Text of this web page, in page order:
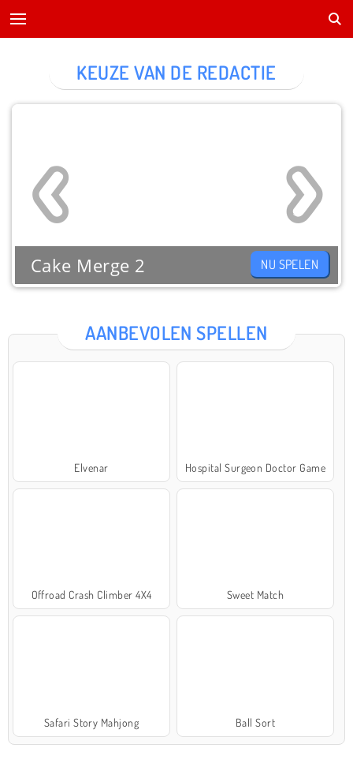
AANBEVOLEN SPELLEN
Elvenar Hospital Surgeon Doctor Game
Offroad Crash Climber 4X4 Sweet Match
Safari Story Mahjong Ball Sort
KEUZE VAN DE REDACTIE
Cake Merge 2 NU SPELEN